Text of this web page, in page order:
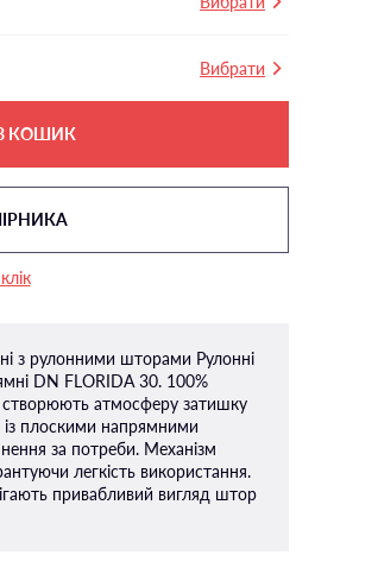
Вибрати
КОШИК
з рулонними шторами Рулонні
DN FLORIDA 30. 100%
створюють атмосферу затишку
із плоскими напрямними
за потреби. Механізм
легкість використання.
привабливий вигляд штор